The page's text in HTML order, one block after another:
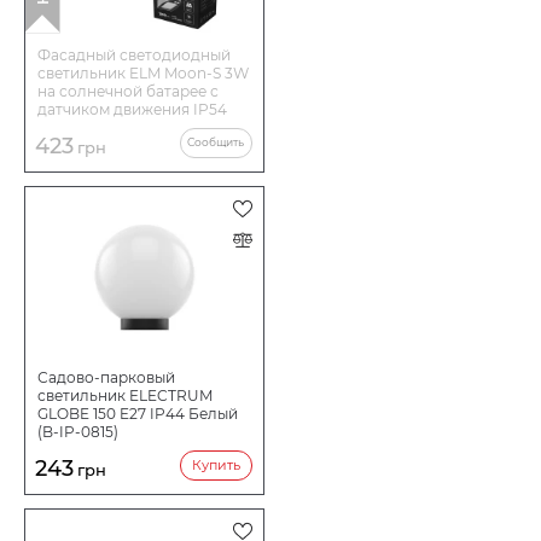
Фасадный светодиодный
светильник ELM Moon-S 3W
на солнечной батарее с
датчиком движения IP54
423 грн Сообщить
Садово-парковый
светильник ELECTRUM
GLOBE 150 E27 IP44 Белый
(B-IP-0815)
243 грн Купить